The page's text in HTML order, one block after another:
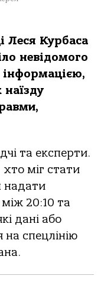
Леся Курбаса
невідомого
інформацією,
наїзду
та експерти.
хто міг стати
надати
20:10 та
дані або
на спецлінію